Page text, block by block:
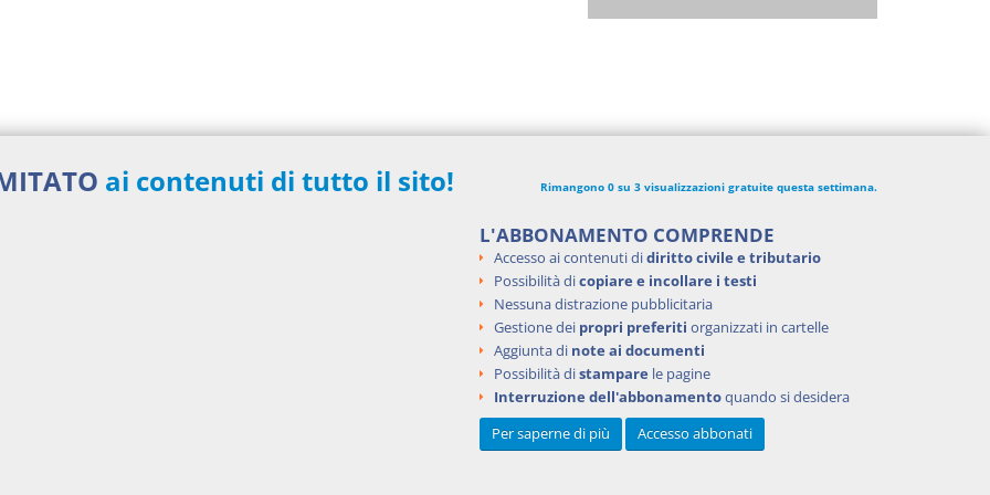
ai contenuti di tutto il sito! Rimangono 0 su 3 visualizzazioni gratuite questa settimana.
L'ABBONAMENTO COMPRENDE
Accesso ai contenuti didiritto civile e tributario
Possibilità dicopiare e incollare i testi
Nessuna distrazione pubblicitaria
Gestione dei propri preferiti organizzati in cartelle
Aggiunta di note ai documenti
Possibilità distampare le pagine
Interruzione dell'abbonamentoquando si desidera
Per saperne di più
Accesso abbonati